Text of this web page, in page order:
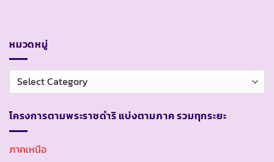
หมวดหมู่
หมวด
หมู่
โครงการตามพระราชดำริ แบ่งตามภาค รวมทุกระยะ
ภาคเหนือ